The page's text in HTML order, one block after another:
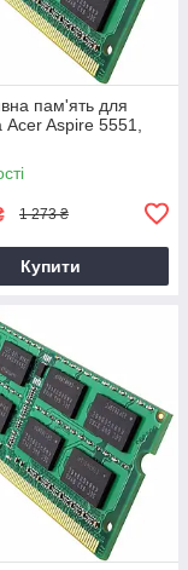
пам'ять для
Acer Aspire 5551,
1 273 ₴
Купити